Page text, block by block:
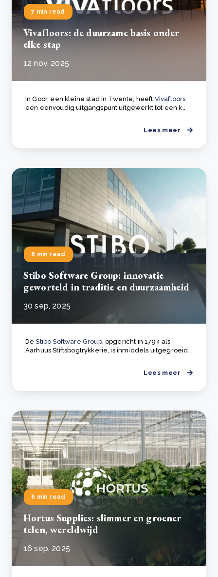
7 min read
Vivafloors: de duurzame basis onder
elke stap
12 nov, 2025
In Goor, een kleine stad in Twente, heeft Vivafloors
een eenvoudig uitgangspunt uitgewerkt tot een k..
Lees meer
8 min read
Stibo Software Group: innovatie
geworteld in traditie en duurzaamheid
30 sep, 2025
DeStibo Software Group, opgericht in 1794 als
Aarhuus Stiftsbogtrykkerie, is inmiddels uitgegroeid ..
Lees meer
6 min read
Hortus Supplies: slimmer en groener
telen, wereldwijd
16 sep, 2025